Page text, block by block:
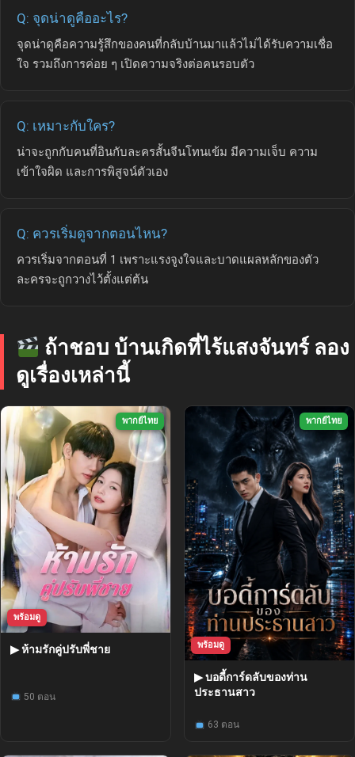
Q: จุดน่าดูคืออะไร?
จุดน่าดูคือความรู้สึกของคนที่กลับบ้านมาแล้วไม่ได้รับความเชื่อ
ใจ รวมถึงการค่อย ๆ เปิดความจริงต่อคนรอบตัว
Q: เหมาะกับใคร?
น่าจะถูกกับคนที่อินกับละครสั้นจีนโทนเข้ม มีความเจ็บ ความ
เข้าใจผิด และการพิสูจน์ตัวเอง
Q: ควรเริ่มดูจากตอนไหน?
ควรเริ่มจากตอนที่ 1 เพราะแรงจูงใจและบาดแผลหลักของตัว
ละครจะถูกวางไว้ตั้งแต่ต้น
ถ้าชอบ บ้านเกิดที่ไร้แสงจันทร์ ลอง
ดูเรื่องเหล่านี้
พากย์ไทย
พร้อมดู
▶ ห้ามรักคู่ปรับพี่ชาย
50 ตอน
พากย์ไทย
พร้อมดู
▶ บอดี้การ์ดลับของท่าน
ประธานสาว
63 ตอน